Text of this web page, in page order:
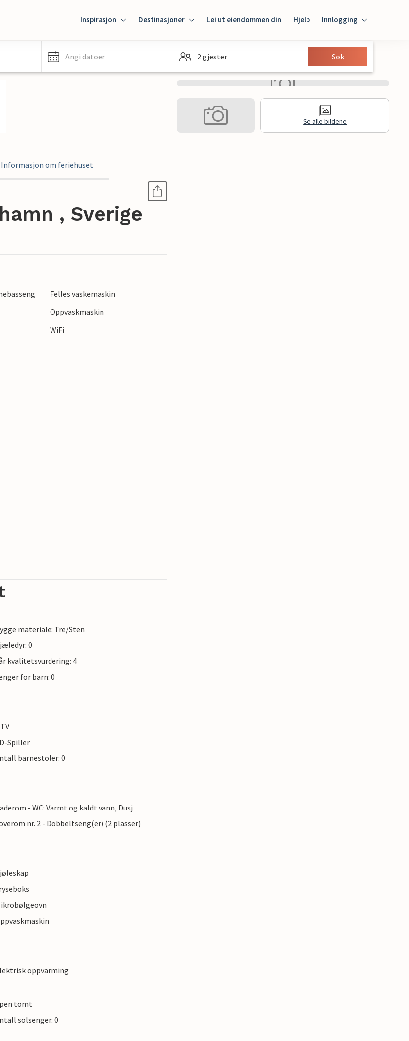
Inspirasjon Destinasjoner Lei ut eiendommen din Hjelp Innlogging
Innlogging
Gjest
Angi datoer 2 gjester Søk
Se alle bildene
Informasjon om feriehuset
, Sverige
Felles vaskemaskin
Oppvaskmaskin
WiFi
materiale: Tre/Sten
0
kvalitetsvurdering: 4
for barn: 0
Spiller
barnestoler: 0
- WC: Varmt og kaldt vann, Dusj
nr. 2 - Dobbeltseng(er) (2 plasser)
oppvarming
tomt
solsenger: 0